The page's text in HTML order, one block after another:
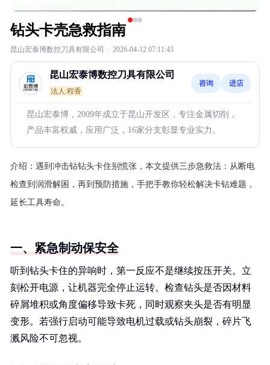
钻头卡壳急救指南
昆山宏泰博数控刀具有限公司 · 2026-04-12 07:11:43
昆山宏泰博数控刀具有限公司
法人:程香
咨询 进店
昆山宏泰博，2009年成立于昆山开发区，专注金属切削，
产品丰富权威，应用广泛，16家分支彰显专业实力。
介绍： 遇到冲击钻钻头卡住别慌张，本文提供三步急救法：从断电
检查到润滑解困，再到预防措施，手把手教你轻松解决卡钻难题，
延长工具寿命。
一、紧急制动保安全
听到钻头卡住的异响时，第一反应不是继续按压开关。立
刻松开电源，让机器完全停止运转。检查钻头是否因材料
碎屑堆积或角度偏移导致卡死，同时观察夹头是否有明显
变形。若强行启动可能导致电机过载或钻头崩裂，碎片飞
溅风险不可忽视。